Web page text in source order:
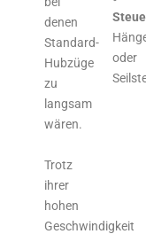
denen
Standard-
Hubzüge
zu
langsam
wären.
Trotz
ihrer
hohen
Geschwindigkeit
oder